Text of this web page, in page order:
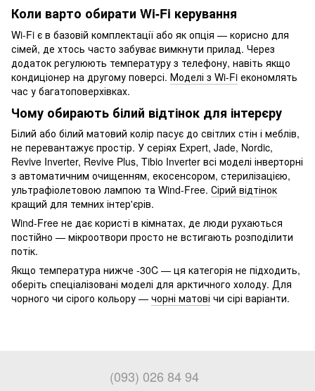
Коли варто обирати Wi-Fi керування
Wi-Fi є в базовій комплектації або як опція — корисно для
сімей, де хтось часто забуває вимкнути прилад. Через
додаток регулюють температуру з телефону, навіть якщо
кондиціонер на другому поверсі. Моделі з Wi-Fi економлять
час у багатоповерхівках.
Чому обирають білий відтінок для інтерєру
Білий або білий матовий колір пасує до світлих стін і меблів,
не перевантажує простір. У серіях Expert, Jade, Nordic,
Revive Inverter, Revive Plus, Tibio Inverter всі моделі інверторні
з автоматичним очищенням, екосенсором, стерилізацією,
ультрафіолетовою лампою та Wind-Free. Сірий відтінок
кращий для темних інтер'єрів.
Wind-Free не дає користі в кімнатах, де люди рухаються
постійно — мікроотвори просто не встигають розподілити
потік.
Якщо температура нижче -30C — ця категорія не підходить,
оберіть спеціалізовані моделі для арктичного холоду. Для
чорного чи сірого кольору — чорні матові чи сірі варіанти.
(093) 026 84 94